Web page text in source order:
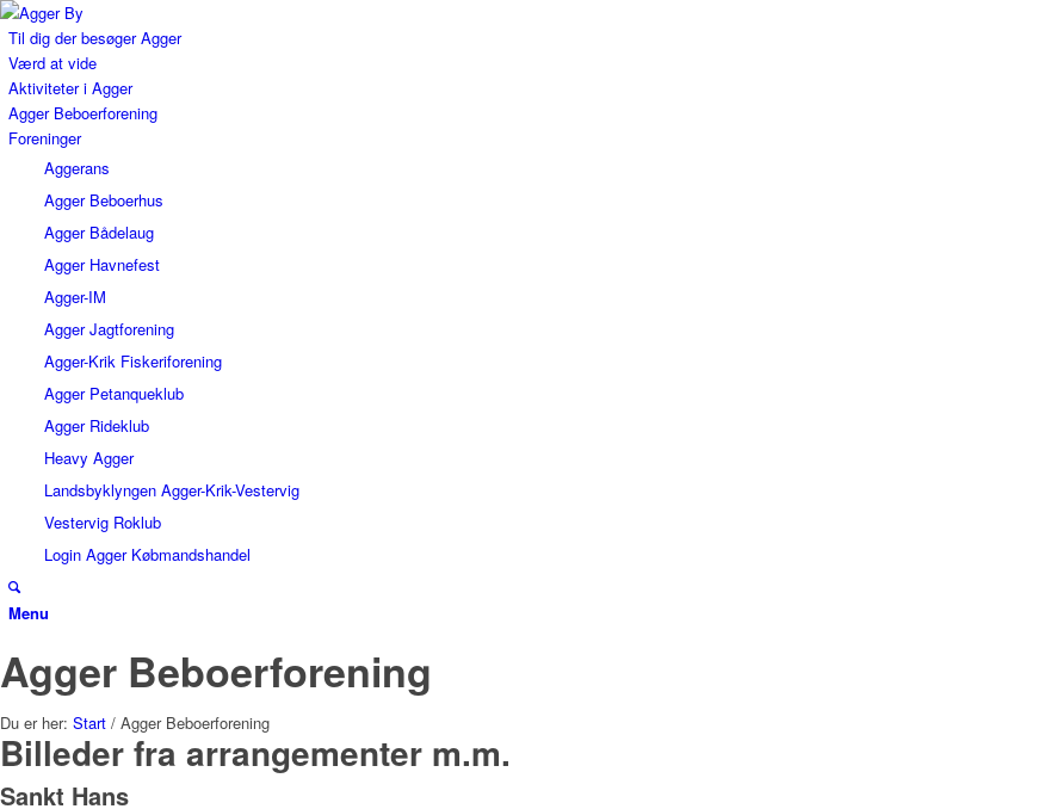
Til dig der besøger Agger
Værd at vide
Aktiviteter i Agger
Agger Beboerforening
Foreninger
Aggerans
Agger Beboerhus
Agger Bådelaug
Agger Havnefest
Agger-IM
Agger Jagtforening
Agger-Krik Fiskeriforening
Agger Petanqueklub
Agger Rideklub
Heavy Agger
Landsbyklyngen Agger-Krik-Vestervig
Vestervig Roklub
Login Agger Købmandshandel
Menu
Agger Beboerforening
Du er her: Start / Agger Beboerforening
Billeder fra arrangementer m.m.
Sankt Hans